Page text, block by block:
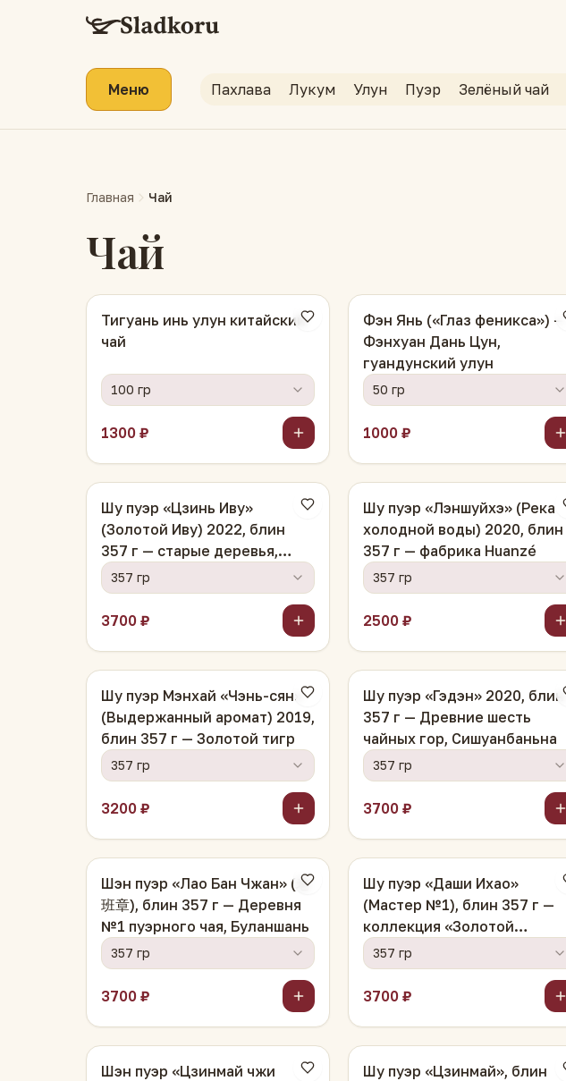
Меню Пахлава Лукум Улун Пуэр Зелёный чай
Главная Чай
Чай
Тигуань инь улун китайский
чай
100 гр
1300 ₽
Фэн Янь («Глаз феникса») —
Фэнхуан Дань Цун,
гуандунский улун
50 гр
1000 ₽
Шу пуэр «Цзинь Иву»
(Золотой Иву) 2022, блин
357 г — старые деревья,
Сишуанбаньна
357 гр
3700 ₽
Шу пуэр «Лэншуйхэ» (Река
холодной воды) 2020, блин
357 г — фабрика Huanzé
357 гр
2500 ₽
Шу пуэр Мэнхай «Чэнь-сян»
(Выдержанный аромат) 2019,
блин 357 г — Золотой тигр
357 гр
3200 ₽
Шу пуэр «Гэдэн» 2020, блин
357 г — Древние шесть
чайных гор, Сишуанбаньна
357 гр
3700 ₽
Шэн пуэр «Лао Бан Чжан» (老
班章), блин 357 г — Деревня
№1 пуэрного чая, Буланшань
357 гр
3700 ₽
Шу пуэр «Даши Ихао»
(Мастер №1), блин 357 г —
коллекция «Золотой
дракон»
357 гр
3700 ₽
Шэн пуэр «Цзинмай чжи
Шу пуэр «Цзинмай», блин